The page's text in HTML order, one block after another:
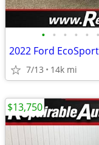
• • • • • •
2022 Ford
7/13 14k mi
$13,750